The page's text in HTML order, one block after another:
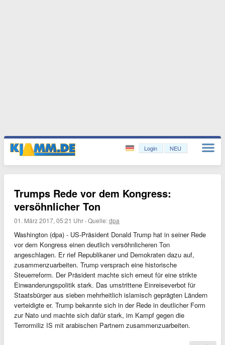
Login NEU
Trumps Rede vor dem Kongress:
versöhnlicher Ton
01. März 2017, 05:21 Uhr ·Quelle:dpa
Washington (dpa) - US-Präsident Donald Trump hat in seiner Rede
vor dem Kongress einen deutlich versöhnlicheren Ton
angeschlagen. Er rief Republikaner und Demokraten dazu auf,
zusammenzuarbeiten. Trump versprach eine historische
Steuerreform. Der Präsident machte sich erneut für eine strikte
Einwanderungspolitik stark. Das umstrittene Einreiseverbot für
Staatsbürger aus sieben mehrheitlich islamisch geprägten Ländern
verteidigte er. Trump bekannte sich in der Rede in deutlicher Form
zur Nato und machte sich dafür stark, im Kampf gegen die
Terrormiliz IS mit arabischen Partnern zusammenzuarbeiten.